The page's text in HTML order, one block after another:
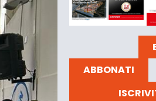
ABBONATI